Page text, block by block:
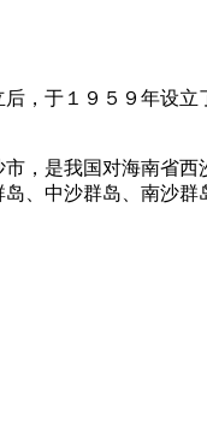
，于１９５９年设立
是我国对海南省西
、中沙群岛、南沙